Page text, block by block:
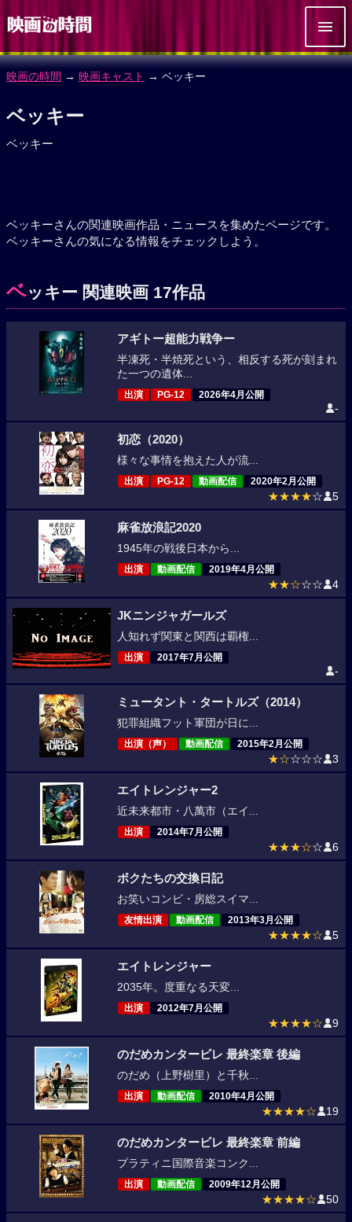
映画の時間 → 映画キャスト → ベッキー
ベッキー
ベッキー
ベッキーさんの関連映画作品・ニュースを集めたページです。
ベッキーさんの気になる情報をチェックしよう。
ベッキー 関連映画 17作品
アギトー超能力戦争ー
半凍死・半焼死という、相反する死が刻まれ
た一つの遺体...
出演 PG-12 2026年4月公開
-
初恋（2020）
様々な事情を抱えた人が流...
出演 PG-12 動画配信 2020年2月公開
★★★★☆ 5
麻雀放浪記2020
1945年の戦後日本から...
出演 動画配信 2019年4月公開
★★☆☆☆ 4
JKニンジャガールズ
人知れず関東と関西は覇権...
出演 2017年7月公開
-
ミュータント・タートルズ（2014）
犯罪組織フット軍団が日に...
出演（声） 動画配信 2015年2月公開
★☆☆☆☆ 3
エイトレンジャー2
近未来都市・八萬市（エイ...
出演 2014年7月公開
★★★☆☆ 6
ボクたちの交換日記
お笑いコンビ・房総スイマ...
友情出演 動画配信 2013年3月公開
★★★★☆ 5
エイトレンジャー
2035年。度重なる天変...
出演 2012年7月公開
★★★★☆ 9
のだめカンタービレ 最終楽章 後編
のだめ（上野樹里）と千秋...
出演 動画配信 2010年4月公開
★★★★☆ 19
のだめカンタービレ 最終楽章 前編
プラティニ国際音楽コンク...
出演 動画配信 2009年12月公開
★★★★☆ 50